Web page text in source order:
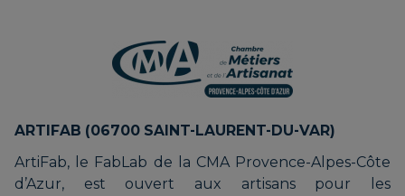
ARTIFAB (06700 SAINT-LAURENT-DU-VAR)
ArtiFab, le FabLab de la CMA Provence-Alpes-Côte
d’Azur, est ouvert aux artisans pour les